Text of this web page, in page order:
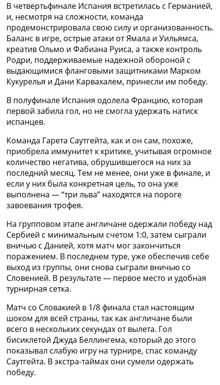
Англия. Премьер Лига
Испания. Ла Лига
Другие Турниры >>>
Таблицы
Таблицы групп Чемпионата Мира
Украина. Премьер-Лига
Украина. Первая Лига
Лига Чемпионов. Таблицы групп
Испания. Ла Лига
Все таблицы >>>
Рейтинги
Рейтинг стран УЕФА
Рейтинг клубов УЕФА
Рейтинг ФИФА
ТВ программа
В четвертьфинале Испания встретилась с Германией,
и, несмотря на сложности, команда
продемонстрировала свою силу и организованность.
Баланс в игре, острые атаки от Ямала и Уильямса,
креатив Ольмо и Фабиана Руиса, а также контроль
Родри, поддерживаемые надежной обороной с
выдающимися фланговыми защитниками Марком
Кукурелья и Дани Карвахалем, принесли им победу.
В полуфинале Испания одолела Францию, которая
первой забила гол, но не смогла удержать натиск
испанцев.
Команда Гарета Саутгейта, как и он сам, похоже,
приобрела иммунитет к критике, учитывая огромное
количество негатива, обрушившегося на них за
последний месяц. Тем не менее, они уже в финале, и
если у них была конкретная цель, то она уже
выполнена — “три льва” находятся на пороге
завоевания трофея.
На групповом этапе англичане одержали победу над
Сербией с минимальным счетом 1:0, затем сыграли
вничью с Данией, хотя матч мог закончиться
поражением. В последнем туре, уже обеспечив себе
выход из группы, они снова сыграли вничью со
Словенией. В результате — первое место и удобная
турнирная сетка.
Матч со Словакией в 1/8 финала стал настоящим
шоком для всей страны, так как англичане были
всего в нескольких секундах от вылета. Гол
бисиклетой Джуда Беллингема, который до этого
показывал слабую игру на турнире, спас команду
Саутгейта. В экстра-таймах они сумели одержать
победу.